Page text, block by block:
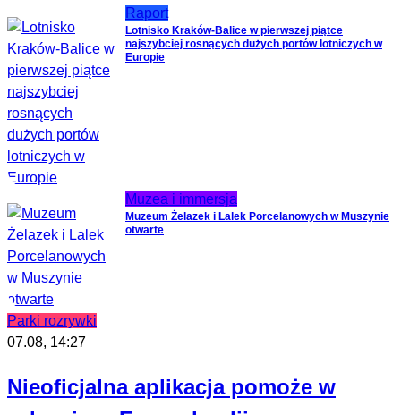
Raport
Lotnisko Kraków-Balice w pierwszej piątce
najszybciej rosnących dużych portów lotniczych w
Europie
Muzea i immersja
Muzeum Żelazek i Lalek Porcelanowych w Muszynie
otwarte
Parki rozrywki
07.08, 14:27
Nieoficjalna aplikacja pomoże w